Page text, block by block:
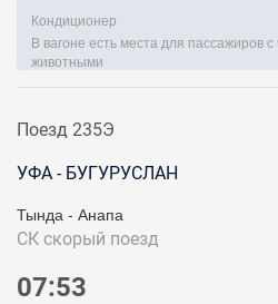
Кондиционер
В вагоне есть места для пассажиров
животными
Поезд 235Э
УФА - БУГУРУСЛАН
Тында - Анапа
СК скорый поезд
07:53